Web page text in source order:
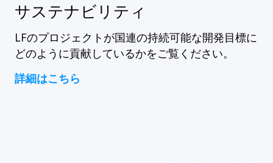
サステナビリティ
LFのプロジェクトが国連の持続可能な開発目標に
どのように貢献しているかをご覧ください。
詳細はこちら